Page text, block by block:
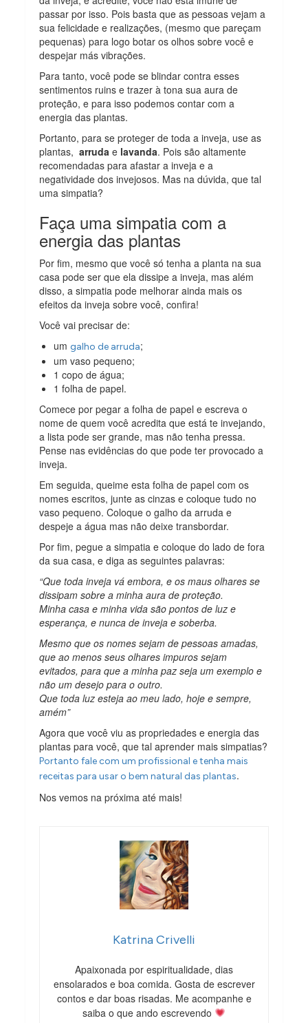
passar por isso. Pois basta que as pessoas vejam a
sua felicidade e realizações, (mesmo que pareçam
pequenas) para logo botar os olhos sobre você e
despejar más vibrações.
Para tanto, você pode se blindar contra esses
sentimentos ruins e trazer à tona sua aura de
proteção, e para isso podemos contar com a
energia das plantas.
Portanto, para se proteger de toda a inveja, use as
plantas, arruda e lavanda. Pois são altamente
recomendadas para afastar a inveja e a
negatividade dos invejosos. Mas na dúvida, que tal
uma simpatia?
Faça uma simpatia com a
energia das plantas
Por fim, mesmo que você só tenha a planta na sua
casa pode ser que ela dissipe a inveja, mas além
disso, a simpatia pode melhorar ainda mais os
efeitos da inveja sobre você, confira!
Você vai precisar de:
umgalho de arruda;
um vaso pequeno;
1 copo de água;
1 folha de papel.
Comece por pegar a folha de papel e escreva o
nome de quem você acredita que está te invejando,
a lista pode ser grande, mas não tenha pressa.
Pense nas evidências do que pode ter provocado a
inveja.
Em seguida, queime esta folha de papel com os
nomes escritos, junte as cinzas e coloque tudo no
vaso pequeno. Coloque o galho da arruda e
despeje a água mas não deixe transbordar.
Por fim, pegue a simpatia e coloque do lado de fora
da sua casa, e diga as seguintes palavras:
“Que toda inveja vá embora, e os maus olhares se
dissipam sobre a minha aura de proteção.
Minha casa e minha vida são pontos de luz e
esperança, e nunca de inveja e soberba.
Mesmo que os nomes sejam de pessoas amadas,
que ao menos seus olhares impuros sejam
evitados, para que a minha paz seja um exemplo e
não um desejo para o outro.
Que toda luz esteja ao meu lado, hoje e sempre,
amém”
Agora que você viu as propriedades e energia das
plantas para você, que tal aprender mais simpatias?
Portanto fale com um profissional e tenha mais
receitas para usar o bem natural das plantas.
Nos vemos na próxima até mais!
Katrina Crivelli
Apaixonada por espiritualidade, dias
ensolarados e boa comida. Gosta de escrever
contos e dar boas risadas. Me acompanhe e
saiba o que ando escrevendo